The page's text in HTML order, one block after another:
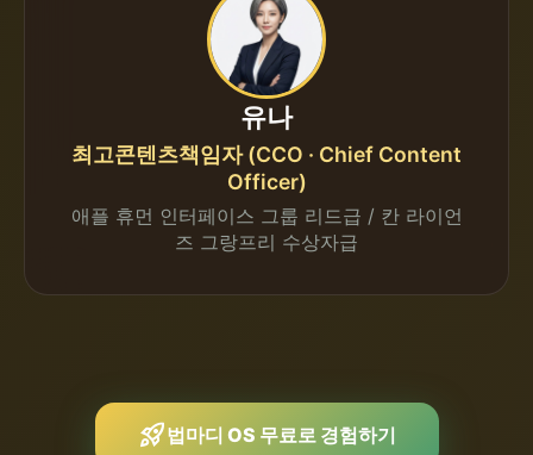
유나
최고콘텐츠책임자 (CCO · Chief Content
Officer)
애플 휴먼 인터페이스 그룹 리드급 / 칸 라이언
즈 그랑프리 수상자급
rocket_launch법마디 OS 무료로 경험하기